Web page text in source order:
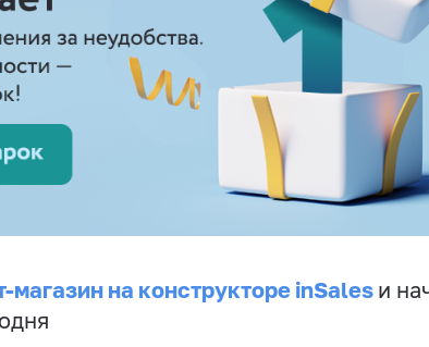
магазин на конструкторе inSales и